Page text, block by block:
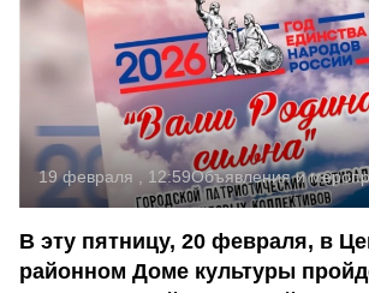
19 февраля , 12:59Объявления и
В эту пятницу, 20 февраля, в
районном Доме культуры